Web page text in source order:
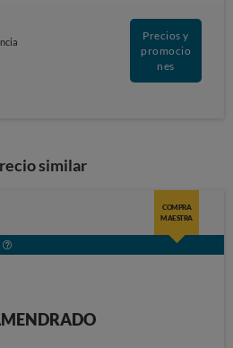
Precios y
promocio
nes
similar
COMPRA
MAESTRA